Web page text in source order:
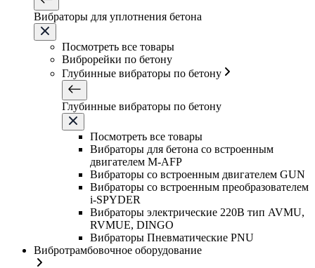
Вибраторы для уплотнения бетона
Посмотреть все товары
Виброрейки по бетону
Глубинные вибраторы по бетону
Глубинные вибраторы по бетону
Посмотреть все товары
Вибраторы для бетона со встроенным
двигателем M-AFP
Вибраторы со встроенным двигателем GUN
Вибраторы со встроенным преобразователем
i-SPYDER
Вибраторы электрические 220B тип AVMU,
RVMUE, DINGO
Вибраторы Пневматические PNU
Вибротрамбовочное оборудование